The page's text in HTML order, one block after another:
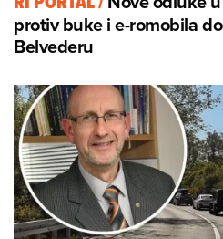
protiv buke i e-romobila
Belvederu